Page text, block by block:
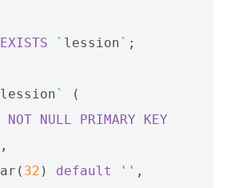
EXISTS ` lession` ;
lession`
(
NOT NULL PRIMARY
KEY
,
( 32 ) default '' ,